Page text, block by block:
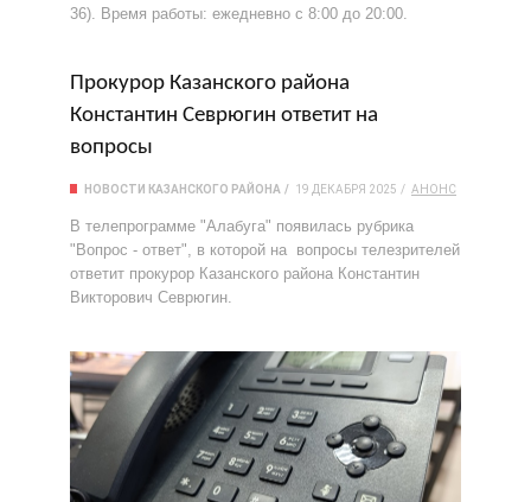
36). Время работы: ежедневно с 8:00 до 20:00.
Прокурор Казанского района
Константин Севрюгин ответит на
вопросы
НОВОСТИ КАЗАНСКОГО РАЙОНА 19 ДЕКАБРЯ 2025 АНОНС
В телепрограмме "Алабуга" появилась рубрика
"Вопрос - ответ", в которой на вопросы телезрителей
ответит прокурор Казанского района Константин
Викторович Севрюгин.